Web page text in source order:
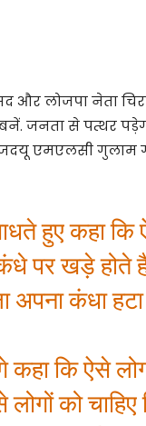
और लोजपा नेता
बनें. जनता से पत्थर
जदयू एमएलसी
हुए कहा
कंधे पर खड़े होते
अपना कंधा
कि ऐसे
को